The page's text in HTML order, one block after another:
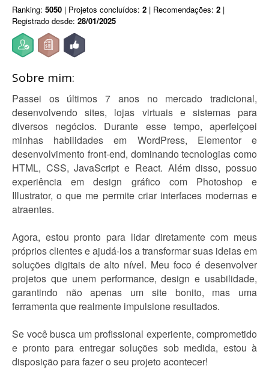
Ranking: 5050 | Projetos concluídos: 2 | Recomendações: 2 |
Registrado desde: 28/01/2025
Sobre mim:
Passei os últimos 7 anos no mercado tradicional,
desenvolvendo sites, lojas virtuais e sistemas para
diversos negócios. Durante esse tempo, aperfeiçoei
minhas habilidades em WordPress, Elementor e
desenvolvimento front-end, dominando tecnologias como
HTML, CSS, JavaScript e React. Além disso, possuo
experiência em design gráfico com Photoshop e
Illustrator, o que me permite criar interfaces modernas e
atraentes.
Agora, estou pronto para lidar diretamente com meus
próprios clientes e ajudá-los a transformar suas ideias em
soluções digitais de alto nível. Meu foco é desenvolver
projetos que unem performance, design e usabilidade,
garantindo não apenas um site bonito, mas uma
ferramenta que realmente impulsione resultados.
Se você busca um profissional experiente, comprometido
e pronto para entregar soluções sob medida, estou à
disposição para fazer o seu projeto acontecer!